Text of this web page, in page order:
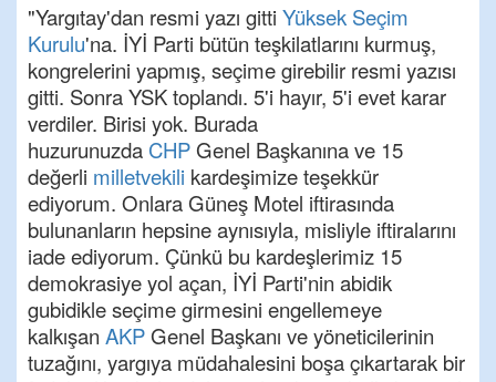
"Yargıtay'dan resmi yazı gitti Yüksek Seçim
Kurulu'na. İYİ Parti bütün teşkilatlarını kurmuş,
kongrelerini yapmış, seçime girebilir resmi yazısı
gitti. Sonra YSK toplandı. 5'i hayır, 5'i evet karar
verdiler. Birisi yok. Burada
huzurunuzda CHP Genel Başkanına ve 15
değerli milletvekili kardeşimize teşekkür
ediyorum. Onlara Güneş Motel iftirasında
bulunanların hepsine aynısıyla, misliyle iftiralarını
iade ediyorum. Çünkü bu kardeşlerimiz 15
demokrasiye yol açan, İYİ Parti'nin abidik
gubidikle seçime girmesini engellemeye
kalkışan AKP Genel Başkanı ve yöneticilerinin
tuzağını, yargıya müdahalesini boşa çıkartarak bir